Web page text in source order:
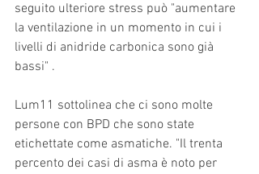
seguito ulteriore stress può "aumentare
la ventilazione in un momento in cui i
livelli di anidride carbonica sono già
bassi" .
Lum11 sottolinea che ci sono molte
persone con BPD che sono state
etichettate come asmatiche. "Il trenta
percento dei casi di asma è noto per